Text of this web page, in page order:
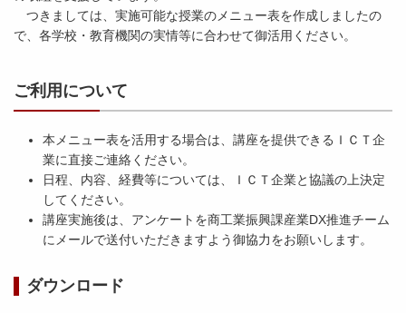
つきましては、実施可能な授業のメニュー表を作成しましたの
で、各学校・教育機関の実情等に合わせて御活用ください。
ご利用について
本メニュー表を活用する場合は、講座を提供できるＩＣＴ企
業に直接ご連絡ください。
日程、内容、経費等については、ＩＣＴ企業と協議の上決定
してください。
講座実施後は、アンケートを商工業振興課産業DX推進チーム
にメールで送付いただきますよう御協力をお願いします。
ダウンロード